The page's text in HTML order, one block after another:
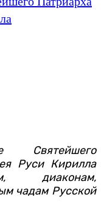
Святейшего
Руси Кирилла
диаконам,
чадам Русской